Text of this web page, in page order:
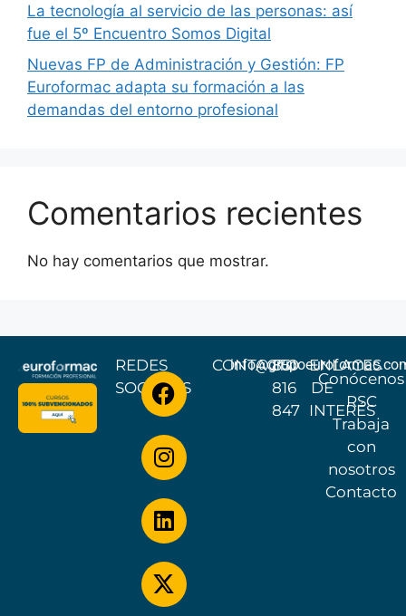
La tecnología al servicio de las personas: así
fue el 5º Encuentro Somos Digital
Nuevas FP de Administración y Gestión: FP
Euroformac adapta su formación a las
demandas del entorno profesional
Comentarios recientes
No hay comentarios que mostrar.
REDES
SOCIALES
CONTACTO
851
816
847
ENLACES
DE
INTERÉS
Conócenos
RSC
Trabaja
con
nosotros
Contacto